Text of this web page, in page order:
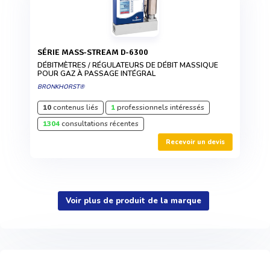
SÉRIE MASS-STREAM D-6300
DÉBITMÈTRES / RÉGULATEURS DE DÉBIT MASSIQUE
POUR GAZ À PASSAGE INTÉGRAL
BRONKHORST®
10contenus liés 1professionnels intéressés
1304consultations récentes
Recevoir un devis
Voir plus de produit de la marque